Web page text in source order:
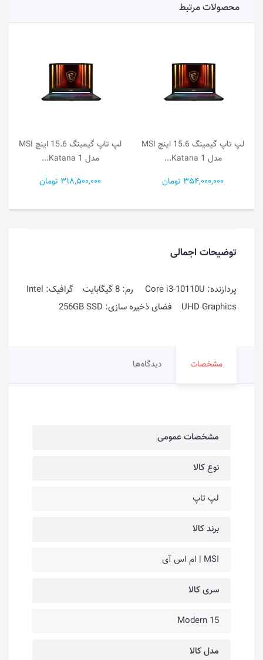
محصولات مرتبط
لپ تاپ گیمینگ 15.6 اینچ MSI
مدل Katana 1...
354,000,000 تومان
لپ تاپ گیمینگ 15.6 اینچ MSI
مدل Katana 1...
318,500,000 تومان
توضیحات اجمالی
پردازنده: Core i3-10110U رم: 8 گیگابایت گرافیک: Intel
UHD Graphics فضای ذخیره سازی: 256GB SSD
مشخصات دیدگاه‌ها
مشخصات عمومی
نوع کالا
لپ تاپ
برند کالا
MSI | ام اس آی
سری کالا
Modern 15
مدل کالا